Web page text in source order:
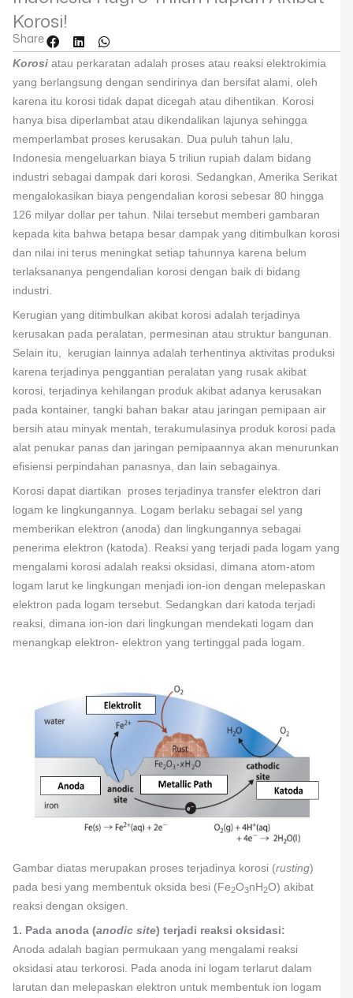
Korosi!
Share
Korosi atau perkaratan adalah proses atau reaksi elektrokimia
yang berlangsung dengan sendirinya dan bersifat alami, oleh
karena itu korosi tidak dapat dicegah atau dihentikan. Korosi
hanya bisa diperlambat atau dikendalikan lajunya sehingga
memperlambat proses kerusakan. Dua puluh tahun lalu,
Indonesia mengeluarkan biaya 5 triliun rupiah dalam bidang
industri sebagai dampak dari korosi. Sedangkan, Amerika Serikat
mengalokasikan biaya pengendalian korosi sebesar 80 hingga
126 milyar dollar per tahun. Nilai tersebut memberi gambaran
kepada kita bahwa betapa besar dampak yang ditimbulkan korosi
dan nilai ini terus meningkat setiap tahunnya karena belum
terlaksananya pengendalian korosi dengan baik di bidang
industri.
Kerugian yang ditimbulkan akibat korosi adalah terjadinya
kerusakan pada peralatan, permesinan atau struktur bangunan.
Selain itu, kerugian lainnya adalah terhentinya aktivitas produksi
karena terjadinya penggantian peralatan yang rusak akibat
korosi, terjadinya kehilangan produk akibat adanya kerusakan
pada kontainer, tangki bahan bakar atau jaringan pemipaan air
bersih atau minyak mentah, terakumulasinya produk korosi pada
alat penukar panas dan jaringan pemipaannya akan menurunkan
efisiensi perpindahan panasnya, dan lain sebagainya.
Korosi dapat diartikan proses terjadinya transfer elektron dari
logam ke lingkungannya. Logam berlaku sebagai sel yang
memberikan elektron (anoda) dan lingkungannya sebagai
penerima elektron (katoda). Reaksi yang terjadi pada logam yang
mengalami korosi adalah reaksi oksidasi, dimana atom-atom
logam larut ke lingkungan menjadi ion-ion dengan melepaskan
elektron pada logam tersebut. Sedangkan dari katoda terjadi
reaksi, dimana ion-ion dari lingkungan mendekati logam dan
menangkap elektron- elektron yang tertinggal pada logam.
Gambar diatas merupakan proses terjadinya korosi (rusting)
pada besi yang membentuk oksida besi (Fe2O3nH2O) akibat
reaksi dengan oksigen.
1. Pada anoda (anodic site) terjadi reaksi oksidasi:
Anoda adalah bagian permukaan yang mengalami reaksi
oksidasi atau terkorosi. Pada anoda ini logam terlarut dalam
larutan dan melepaskan elektron untuk membentuk ion logam